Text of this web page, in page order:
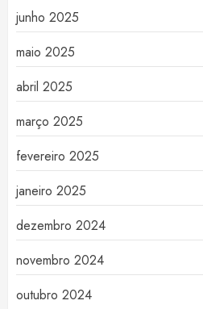
junho 2025
maio 2025
abril 2025
março 2025
fevereiro 2025
janeiro 2025
dezembro 2024
novembro 2024
outubro 2024